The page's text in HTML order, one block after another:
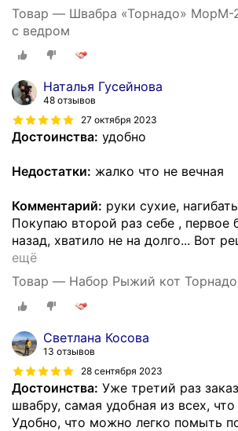
Товар — Швабра «Торнадо» MopM-
с ведром
Наталья Гусейнова
48 отзывов
27 октября 2023
Достоинства: удобно
Недостатки: жалко что не вечная
Комментарий: руки сухие,
Покупаю второй раз себе , первое
назад, хватило не на долго... Вот
ещё
Товар — Набор Рыжий кот
Светлана Косова
13 отзывов
28 сентября 2023
Достоинства: Уже третий раз
швабру, самая удобная из всех,
Удобно, что можно легко помыть